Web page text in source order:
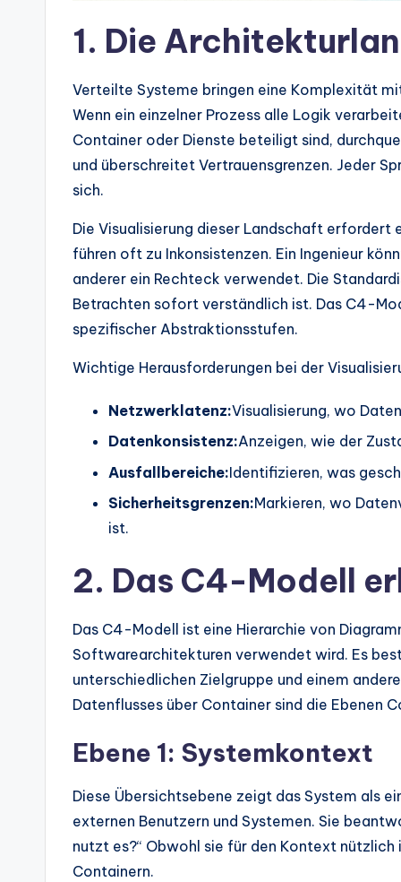
tr
1. Die
Verteilte Systeme bringen eine Komplexität
Wenn ein einzelner Prozess alle Logik
Container oder Dienste beteiligt sind,
und überschreitet Vertrauensgrenzen. Jeder
sich.
Die Visualisierung dieser Landschaft
führen oft zu Inkonsistenzen. Ein Ingenieur
anderer ein Rechteck verwendet. Die
Betrachten sofort verständlich ist. Das C4-
spezifischer Abstraktionsstufen.
Wichtige Herausforderungen bei der
Netzwerklatenz:Visualisierung, wo
Datenkonsistenz:Anzeigen, wie der
Ausfallbereiche:Identifizieren, was
Sicherheitsgrenzen:Markieren, wo
ist.
2. Das C4-Modell
Das C4-Modell ist eine Hierarchie von
Softwarearchitekturen verwendet wird. Es
unterschiedlichen Zielgruppe und einem
Datenflusses über Container sind die Ebenen
Ebene 1: Systemkontext
Diese Übersichtsebene zeigt das System als
externen Benutzern und Systemen. Sie
nutzt es?“ Obwohl sie für den Kontext
Containern.